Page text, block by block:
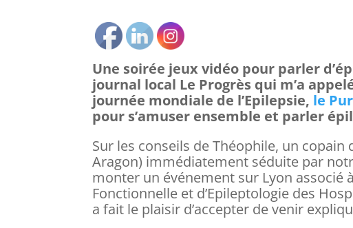
Une soirée jeux vidéo pour parler
journal local Le Progrès qui m’a
journée mondiale de l’Epilepsie, le
pour s’amuser ensemble et parler
Sur les conseils de Théophile, un
Aragon) immédiatement séduite par
monter un événement sur Lyon associé
Fonctionnelle et d’Epileptologie des
a fait le plaisir d’accepter de venir